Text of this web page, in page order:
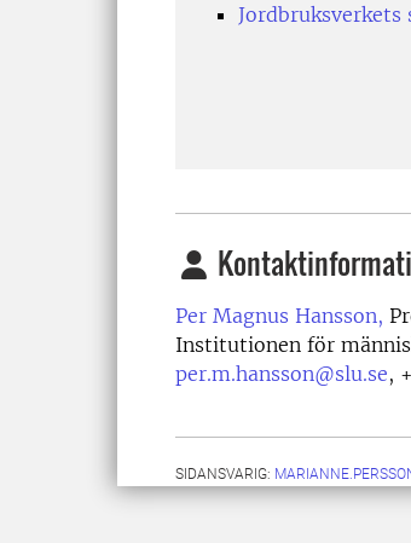
Jordbruksverkets
Per Magnus Hansson,
Institutionen för
per.m.hansson@slu.se,
SIDANSVARIG: